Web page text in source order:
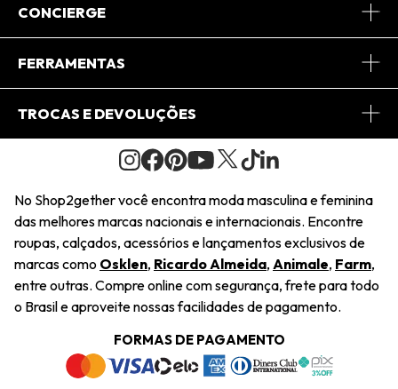
Sobre Nós
Journal
Saiu na Mídia
Sustentabilidade
Navegando
Termos e Condições
CONCIERGE
Central de Relacionamento
Regulamento e Promoções
FERRAMENTAS
Minha Conta
Pedido de Presente
Wishlist
TROCAS E DEVOLUÇÕES
Condições Gerais
Troca Fácil
Restituição de Pagamento
Dúvidas Frequentes
Termos e Condições
Política de Privacidade
No Shop2gether você encontra moda masculina e feminina
das melhores marcas nacionais e internacionais. Encontre
roupas, calçados, acessórios e lançamentos exclusivos de
marcas como Osklen, Ricardo Almeida, Animale, Farm,
entre outras. Compre online com segurança, frete para todo
o Brasil e aproveite nossas facilidades de pagamento.
FORMAS DE PAGAMENTO